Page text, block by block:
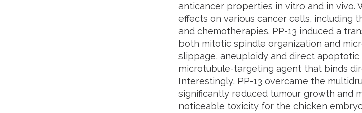
anticancer properties in vitro and in vivo.
effects on various cancer cells, including
and chemotherapies. PP-13 induced a
both mitotic spindle organization and
slippage, aneuploidy and direct apoptotic
microtubule-targeting agent that binds
Interestingly, PP-13 overcame the
significantly reduced tumour growth and
noticeable toxicity for the chicken